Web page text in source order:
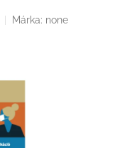
Márka: none